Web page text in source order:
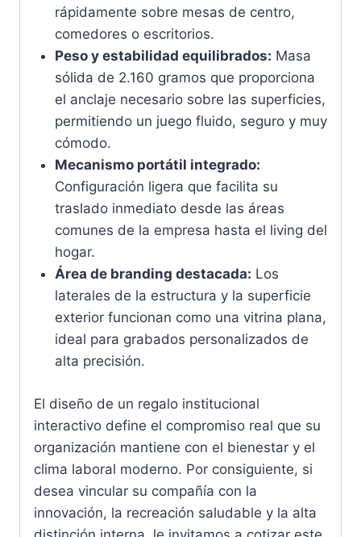
rápidamente sobre mesas de centro,
comedores o escritorios.
Peso y estabilidad equilibrados: Masa
sólida de 2.160 gramos que proporciona
el anclaje necesario sobre las superficies,
permitiendo un juego fluido, seguro y muy
cómodo.
Mecanismo portátil integrado:
Configuración ligera que facilita su
traslado inmediato desde las áreas
comunes de la empresa hasta el living del
hogar.
Área de branding destacada: Los
laterales de la estructura y la superficie
exterior funcionan como una vitrina plana,
ideal para grabados personalizados de
alta precisión.
El diseño de un regalo institucional
interactivo define el compromiso real que su
organización mantiene con el bienestar y el
clima laboral moderno. Por consiguiente, si
desea vincular su compañía con la
innovación, la recreación saludable y la alta